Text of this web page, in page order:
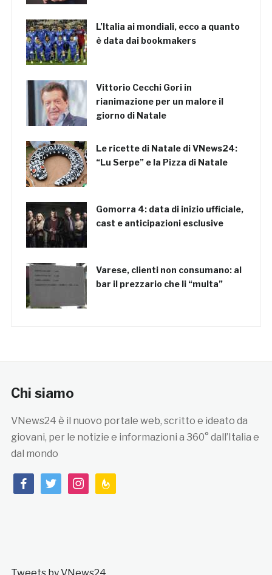
L’Italia ai mondiali, ecco a quanto
è data dai bookmakers
Vittorio Cecchi Gori in
rianimazione per un malore il
giorno di Natale
Le ricette di Natale di VNews24:
“Lu Serpe” e la Pizza di Natale
Gomorra 4: data di inizio ufficiale,
cast e anticipazioni esclusive
Varese, clienti non consumano: al
bar il prezzario che li “multa”
Chi siamo
VNews24 è il nuovo portale web, scritto e ideato da
giovani, per le notizie e informazioni a 360° dall’Italia e
dal mondo
facebooktwitterinstagramfeedburner